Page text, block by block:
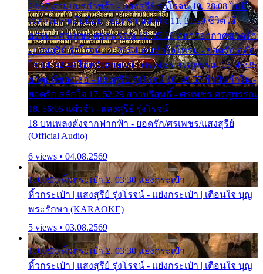
24:27 สามเณรกำพร้า - แสงสุรีย์ รุ่งโรจน์ 10. 28:08 ไม่มี
เวลาไปหาเมียน้อย - ยอดรัก สลักใจ 11. 31:29 ชีวิตไอ้
ธรรม - ศรเพชร ศรสุพรรณ 12. 35:26 ทหารอากาศขาดรัก
- แสงสุรีย์ รุ่งโรจน์ 13. 39:01 คนหัวใจโทรม - ยอดรัก สลัก
ใจ 14. 42:49 ไอ้หวังตายแน่ - ศรเพชร ศรสุพรรณ 15. 46:35
ธาตุแท้ของเธอ - แสงสุรีย์ รุ่งโรจน์ 16. 49:57 กำนันกำใน -
ยอดรัก สลักใจ 17. 52:29 สาวบริสุทธิ์ - ศรเพชร ศรสุพรรณ
18. 56:05 แต๋วจ๋า - แสงสุรีย์ รุ่งโรจน์
18 บทเพลงดังจากฟากฟ้า - ยอดรัก/ศรเพชร/แสงสุรีย์
(Official Audio)
6 views • 04.08.2569
1. 00:00 หิ้วกระเป๋า 2. 03:30 แย่งกระเป๋า
หิ้วกระเป๋า | แสงสุรีย์ รุ่งโรจน์ - แย่งกระเป๋า | เตือนใจ บุญ
พระรักษา (KARAOKE)
5 views • 03.08.2569
1. 00:00 หิ้วกระเป๋า 2. 03:30 แย่งกระเป๋า
หิ้วกระเป๋า | แสงสุรีย์ รุ่งโรจน์ - แย่งกระเป๋า | เตือนใจ บุญ